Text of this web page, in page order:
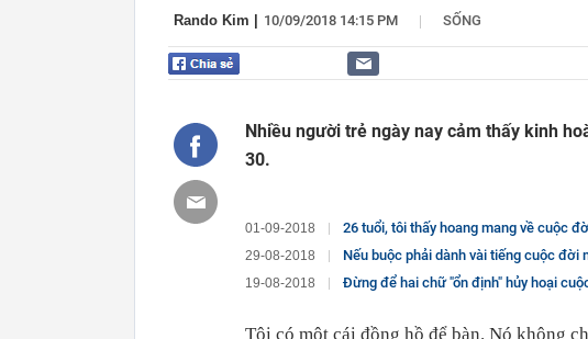
Rando Kim 10/09/2018 14:15 PM | SỐNG
Nhiều người trẻ ngày nay cảm thấy kinh
30.
01-09-2018 26 tuổi, tôi thấy hoang mang về cuộc đời:
29-08-2018 Nếu buộc phải dành vài tiếng cuộc đời mình
19-08-2018 Đừng để hai chữ "ổn định" hủy hoại cuộc đời bạn: Thành
Tôi có một cái đồng hồ để bàn. Nó không